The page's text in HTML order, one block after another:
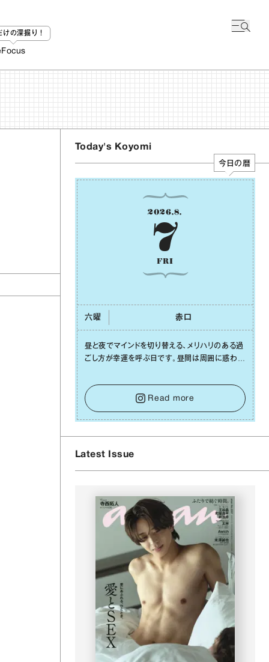
けの深掘り！
Focus
Today's Koyomi
今日の暦
2026.8.
7
FRI
六曜 ⾚⼝
昼と夜でマインドを切り替える、メリハリのある過
ごし⽅が幸運を呼ぶ⽇です。昼間は周囲に惑わさ
をキープして。そして夜は、疲れや寂しさから⽢
い⾔葉に流されないよう、⼼にしっかりブレーキ
をかけること。この意識の切り替えが、あなたに
確かな安⼼感をもたらすはずです。
Read more
Latest Issue